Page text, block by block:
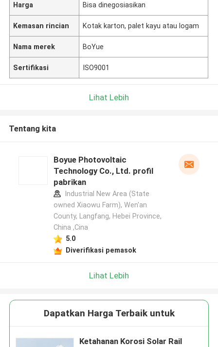
Harga Bisa dinegosiasikan
Kemasan rincian Kotak karton, palet kayu atau logam
Nama merek BoYue
Sertifikasi ISO9001
Lihat Lebih
Tentang kita
Boyue Photovoltaic
Technology Co., Ltd. profil
pabrikan
Industrial New Area (State
owned Xiaowu Farm), Wen'an
County, Langfang, Hebei Province,
China ,Cina
5.0
Diverifikasi pemasok
Lihat Lebih
Dapatkan Harga Terbaik untuk
Ketahanan Korosi Solar Rail